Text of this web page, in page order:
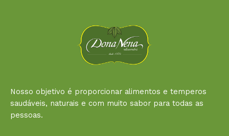
Nosso objetivo é proporcionar alimentos e temperos
saudáveis, naturais e com muito sabor para todas as
pessoas.